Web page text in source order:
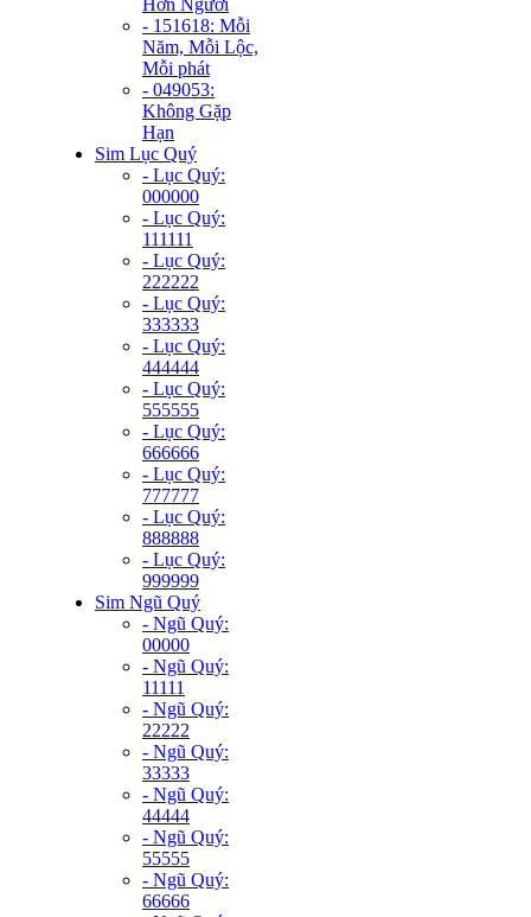
- 151618: Mỗi
Năm, Mỗi Lộc,
Mỗi phát
- 049053:
Không Gặp
Hạn
Sim Lục Quý
- Lục Quý:
000000
- Lục Quý:
111111
- Lục Quý:
222222
- Lục Quý:
333333
- Lục Quý:
444444
- Lục Quý:
555555
- Lục Quý:
666666
- Lục Quý:
777777
- Lục Quý:
888888
- Lục Quý:
999999
Sim Ngũ Quý
- Ngũ Quý:
00000
- Ngũ Quý:
11111
- Ngũ Quý:
22222
- Ngũ Quý:
33333
- Ngũ Quý:
44444
- Ngũ Quý:
55555
- Ngũ Quý:
66666